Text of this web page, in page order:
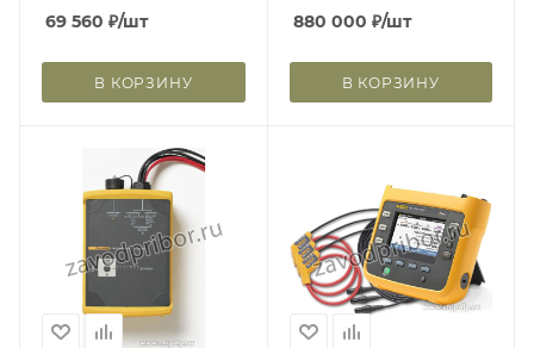
UT3513
69 560 ₽/шт
В КОРЗИНУ
трехфазной сети
(Госреестр РФ)
880 000 ₽/шт
В КОРЗИНУ